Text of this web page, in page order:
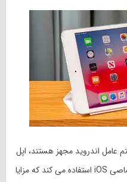
عامل اندروید مجهز هستند، اپل
در محصولات خود از سیستم عامل اختصاصی iOS استفاده می کند که مزایا